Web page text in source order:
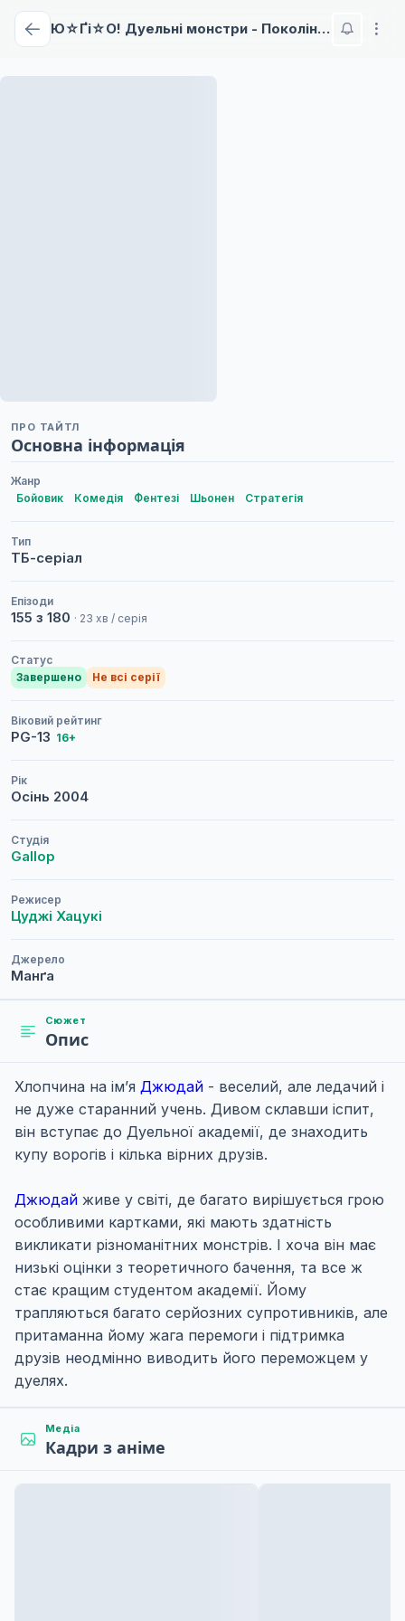
Ю☆Ґі☆О! Дуельні монстри - Покоління Ікс
ПРО ТАЙТЛ
Основна інформація
Жанр
Бойовик
Комедія Фентезі Шьонен Стратегія
Тип
ТБ-серіал
Епізоди
155 з 180 · 23 хв / серія
Статус
Завершено
Не всі серії
Віковий рейтинг
PG-13 16+
Рік
Осінь 2004
Студія
Gallop
Режисер
Цуджі Хацукі
Джерело
Манґа
Сюжет
Опис
Хлопчина на ім’я Джюдай - веселий, але ледачий і
не дуже старанний учень. Дивом склавши іспит,
він вступає до Дуельної академії, де знаходить
купу ворогів і кілька вірних друзів.
Джюдай живе у світі, де багато вирішується грою
особливими картками, які мають здатність
викликати різноманітних монстрів. І хоча він має
низькі оцінки з теоретичного бачення, та все ж
стає кращим студентом академії. Йому
трапляються багато серйозних супротивників, але
притаманна йому жага перемоги і підтримка
друзів неодмінно виводить його переможцем у
дуелях.
Медіа
Кадри з аніме